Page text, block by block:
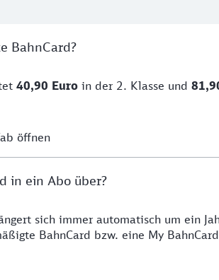
BahnCard?
40,90 Euro in der 2. Klasse und
öffnen
in ein Abo über?
sich immer automatisch um ein
BahnCard bzw. eine My